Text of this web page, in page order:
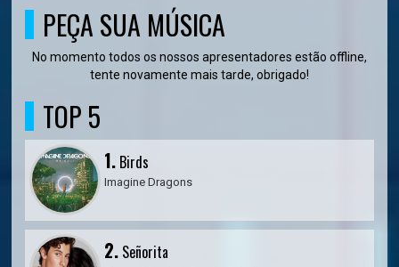
PEÇA SUA MÚSICA
No momento todos os nossos apresentadores estão offline,
tente novamente mais tarde, obrigado!
TOP 5
1. Birds
Imagine Dragons
2. Señorita